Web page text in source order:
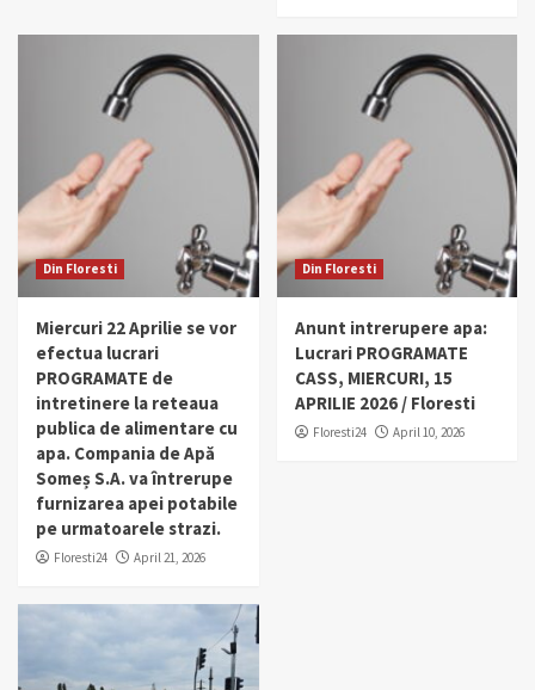
Din Floresti
Miercuri 22 Aprilie se vor
efectua lucrari
PROGRAMATE de
intretinere la reteaua
publica de alimentare cu
apa. Compania de Apă
Someș S.A. va întrerupe
furnizarea apei potabile
pe urmatoarele strazi.
Floresti24 April 21, 2026
Din Floresti
Anunt intrerupere apa:
Lucrari PROGRAMATE
CASS, MIERCURI, 15
APRILIE 2026 / Floresti
Floresti24 April 10, 2026